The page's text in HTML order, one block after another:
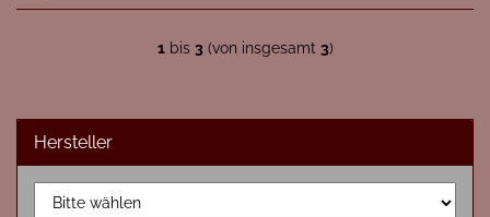
1bis 3(von insgesamt 3)
Hersteller